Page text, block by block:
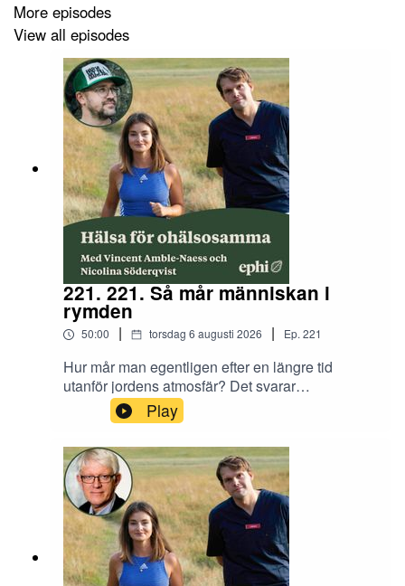
More episodes
View all episodes
221. 221. Så mår människan i
rymden
50:00 | torsdag 6 augusti 2026 | Ep. 221
Hur mår man egentligen efter en längre tid
utanför jordens atmosfär? Det svarar
rymdpoddaren Marcus Pettersson på.
Play